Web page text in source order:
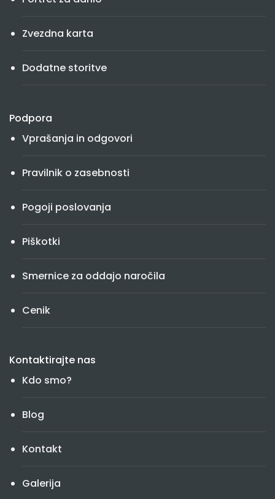
Zvezdna karta
Dodatne storitve
Podpora
Vprašanja in odgovori
Pravilnik o zasebnosti
Pogoji poslovanja
Piškotki
Smernice za oddajo naročila
Cenik
Kontaktirajte nas
Kdo smo?
Blog
Kontakt
Galerija